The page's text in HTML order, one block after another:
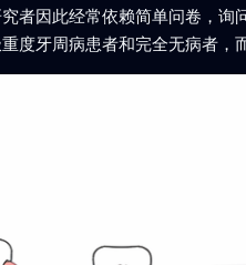
者因此经常依赖简单问卷，
度牙周病患者和完全无病者，